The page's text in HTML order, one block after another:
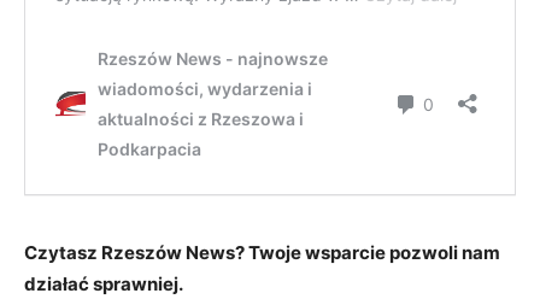
Czytasz Rzeszów News? Twoje wsparcie pozwoli nam
działać sprawniej.